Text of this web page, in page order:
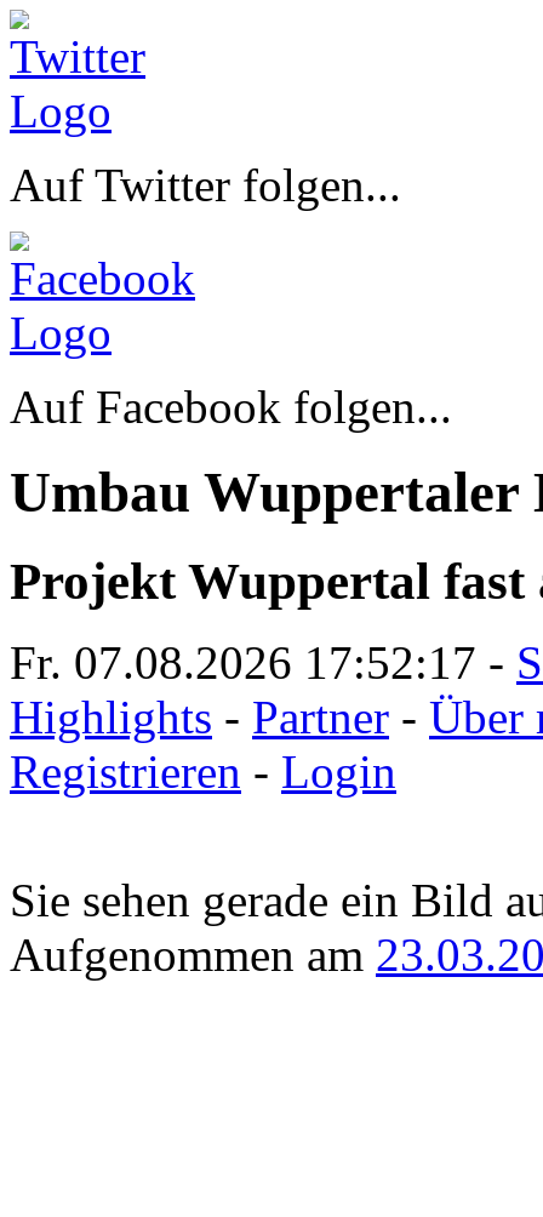
Auf Twitter folgen...
Auf Facebook folgen...
Umbau Wuppertaler
Projekt Wuppertal fast
Fr. 07.08.2026 17:52:17 -
Highlights - Partner - Über
Registrieren - Login
Sie sehen gerade ein Bild
Aufgenommen am